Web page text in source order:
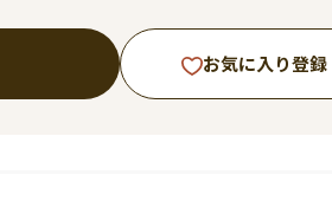
お気に入り登録